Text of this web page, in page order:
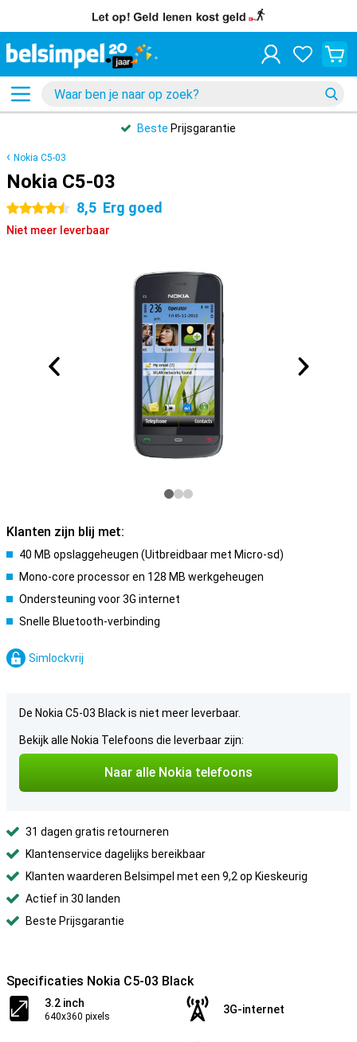
Beste Prijsgarantie
Nokia C5-03
Nokia C5-03
4.5 sterren 8,5 Erg goed
Niet meer leverbaar
Klanten zijn blij met:
40 MB opslaggeheugen (Uitbreidbaar met Micro-sd)
Mono-core processor en 128 MB werkgeheugen
Ondersteuning voor 3G internet
Snelle Bluetooth-verbinding
Simlockvrij
De Nokia C5-03 Black is niet meer leverbaar.
Bekijk alle Nokia Telefoons die leverbaar zijn:
Naar alle Nokia telefoons
31 dagen gratis retourneren
Klantenservice dagelijks bereikbaar
Klanten waarderen Belsimpel met een 9,2 op Kieskeurig
Actief in 30 landen
Beste Prijsgarantie
Specificaties Nokia C5-03 Black
3.2 inch
640x360 pixels
3G-internet